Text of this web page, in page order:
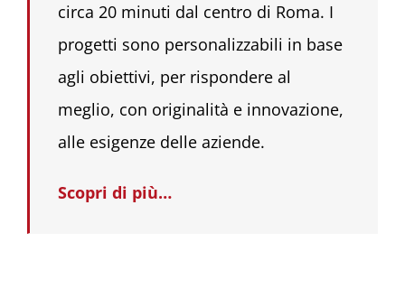
circa 20 minuti dal centro di Roma. I
progetti sono personalizzabili in base
agli obiettivi, per rispondere al
meglio, con originalità e innovazione,
alle esigenze delle aziende.
Scopri di più…